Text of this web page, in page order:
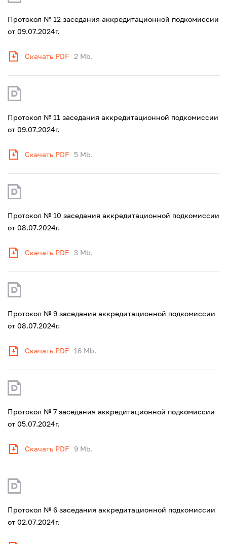
Протокол № 12 заседания аккредитационной подкомиссии
от 09.07.2024г.
Скачать PDF 2 Mb.
Протокол № 11 заседания аккредитационной подкомиссии
от 09.07.2024г.
Скачать PDF 5 Mb.
Протокол № 10 заседания аккредитационной подкомиссии
от 08.07.2024г.
Скачать PDF 3 Mb.
Протокол № 9 заседания аккредитационной подкомиссии
от 08.07.2024г.
Скачать PDF 16 Mb.
Протокол № 7 заседания аккредитационной подкомиссии
от 05.07.2024г.
Скачать PDF 9 Mb.
Протокол № 6 заседания аккредитационной подкомиссии
от 02.07.2024г.